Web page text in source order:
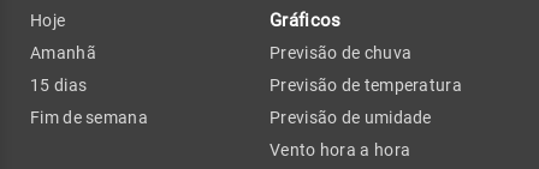
Hoje
Amanhã
15 dias
Fim de semana
Gráficos
Previsão de chuva
Previsão de temperatura
Previsão de umidade
Vento hora a hora